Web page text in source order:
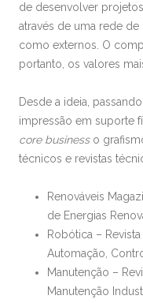
de desenvolver
através de uma rede
como externos. O
portanto, os valores
Desde a ideia,
impressão em suporte
core businesso
técnicos e revistas
Renováveis
de Energias
Robótica –
Automação,
Manutenção –
Manutenção